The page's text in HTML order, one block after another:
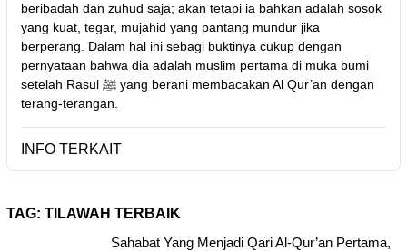
beribadah dan zuhud saja; akan tetapi ia bahkan adalah sosok
yang kuat, tegar, mujahid yang pantang mundur jika
berperang. Dalam hal ini sebagi buktinya cukup dengan
pernyataan bahwa dia adalah muslim pertama di muka bumi
setelah Rasul ﷺ yang berani membacakan Al Qur’an dengan
terang-terangan.
INFO TERKAIT
TAG: TILAWAH TERBAIK
Sahabat Yang Menjadi Qari Al-Qur’an Pertama,